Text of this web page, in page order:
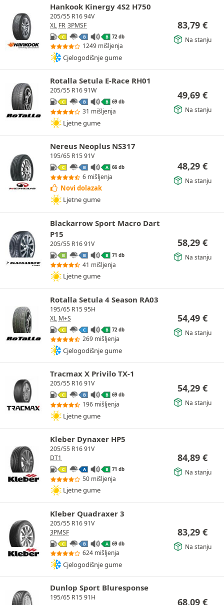
Hankook Kinergy 4S2 H750
205/55 R16 94V
XL FR 3PMSF
C B B 72 db
1249 mišljenja
Cjelogodišnje gume
83,79 €
Na stanju
Rotalla Setula E-Race RH01
205/55 R16 91W
C B B 69 db
31 mišljenja
Ljetne gume
49,69 €
Na stanju
Nereus Neoplus NS317
195/65 R15 91V
C B A 66 db
6 mišljenja
Novi dolazak
Ljetne gume
48,29 €
Na stanju
Blackarrow Sport Macro Dart
P15
205/55 R16 91V
B B B 71 db
41 mišljenja
Ljetne gume
58,29 €
Na stanju
Rotalla Setula 4 Season RA03
195/65 R15 95H
XL M+S
C C B 72 db
269 mišljenja
Cjelogodišnje gume
54,49 €
Na stanju
Tracmax X Privilo TX-1
205/55 R16 91V
C B B 69 db
196 mišljenja
Ljetne gume
54,29 €
Na stanju
Kleber Dynaxer HP5
205/55 R16 91V
DT1
C A B 71 db
50 mišljenja
Ljetne gume
84,89 €
Na stanju
Kleber Quadraxer 3
205/55 R16 91V
3PMSF
C B A 69 db
624 mišljenja
Cjelogodišnje gume
83,29 €
Na stanju
Dunlop Sport Bluresponse
195/65 R15 91H 68,09 €